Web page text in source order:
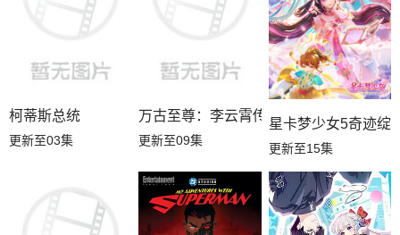
第12集 第11集 第10集
第09集 第08集 第07集
第06集 第05集
第01集
柯蒂斯总统
更新至03集
万古至尊：李云霄传
更新至09集
星卡梦少女5奇迹绽
更新至15集